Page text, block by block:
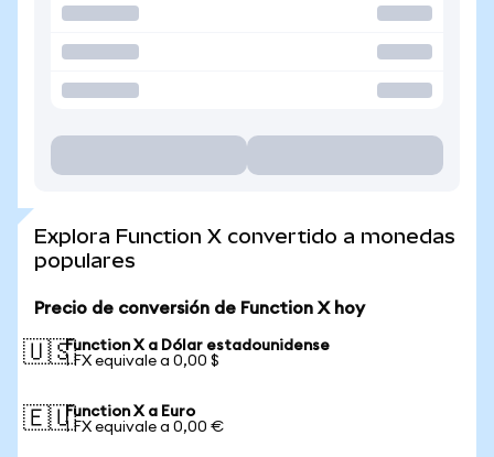
Explora Function X convertido a monedas
populares
Precio de conversión de Function X hoy
🇺🇸Function X a Dólar estadounidense
1 FX equivale a 0,00 $
🇪🇺Function X a Euro
1 FX equivale a 0,00 €